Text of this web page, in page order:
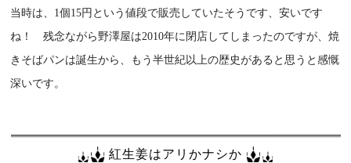
当時は、1個15円という値段で販売していたそうです、安いです
ね！ 残念ながら野澤屋は2010年に閉店してしまったのですが、焼
きそばパンは誕生から、もう半世紀以上の歴史があると思うと感慨
深いです。
紅生姜はアリかナシか